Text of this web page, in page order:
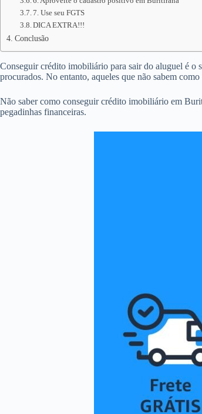
7. Use seu FGTS
DICA EXTRA!!!
Conclusão
Conseguir crédito imobiliário para sair do aluguel é o
procurados. No entanto, aqueles que não sabem
Não saber como conseguir crédito imobiliário em
pegadinhas financeiras.